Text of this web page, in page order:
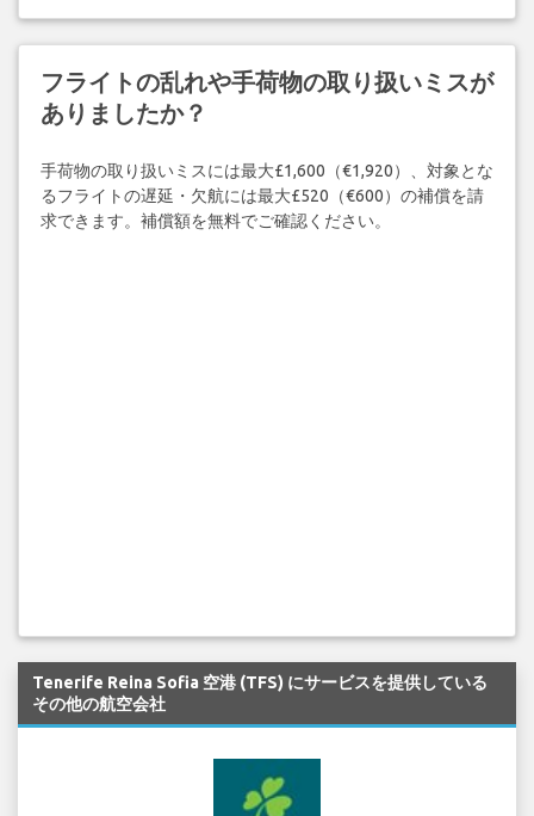
フライトの乱れや手荷物の取り扱いミスが
ありましたか？
手荷物の取り扱いミスには最大£1,600（€1,920）、対象とな
るフライトの遅延・欠航には最大£520（€600）の補償を請
求できます。補償額を無料でご確認ください。
Tenerife Reina Sofia 空港 (TFS) にサービスを提供している
その他の航空会社